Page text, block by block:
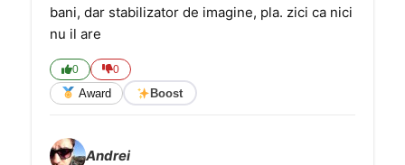
bani, dar stabilizator de imagine, pla. zici ca nici
nu il are
0 0
Award Boost
Andrei